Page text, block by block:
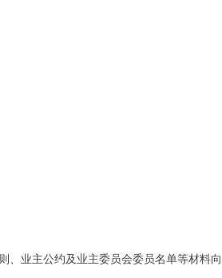
业主公约及业主委员会委员名单等材料